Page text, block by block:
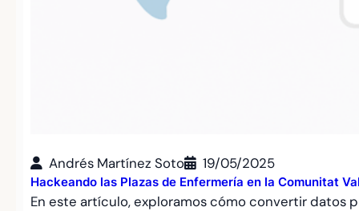
Andrés Martínez Soto 19/05/2025
Hackeando las Plazas de Enfermería en la Comunitat
En este artículo, exploramos cómo convertir datos